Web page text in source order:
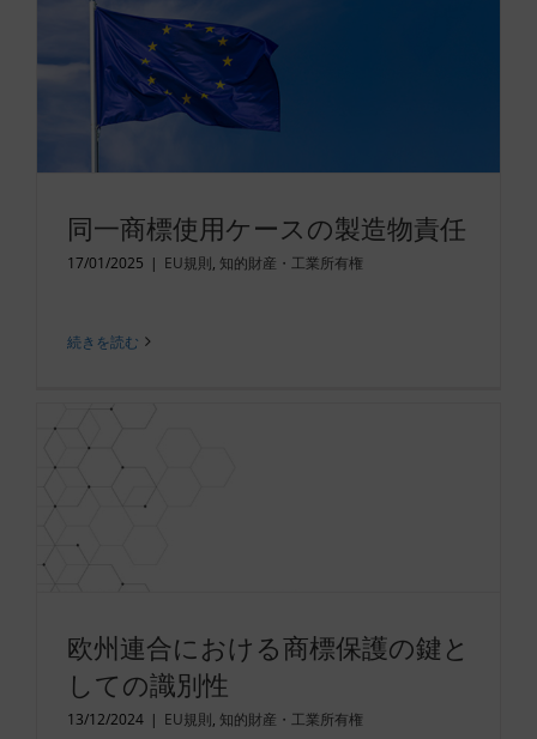
同一商標使用ケースの製造物責任
17/01/2025 | EU規則, 知的財産・工業所有権
続きを読む
欧州連合における商標保護の鍵と
しての識別性
13/12/2024 | EU規則, 知的財産・工業所有権